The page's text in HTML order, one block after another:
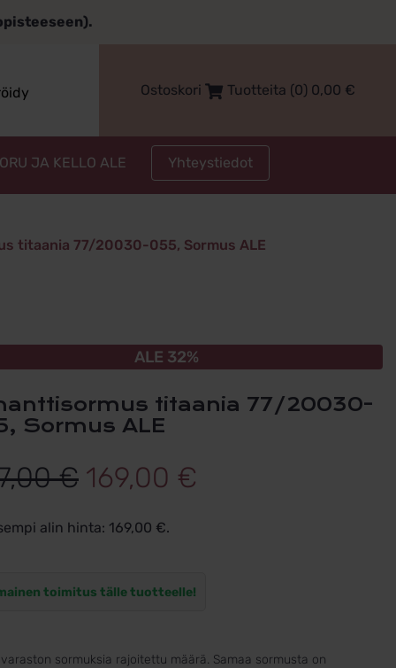
Ostoskori Tuotteita (0) 0,00 €
JA KELLO ALE Yhteystiedot
titaania 77/20030-055, Sormus ALE
ALE 32%
Sormus ALE
€ Alkuperäinen
hinta
247,00 €.
169,00 €
alin hinta: 169,00 €.
toimitus tälle tuotteelle!
varaston sormuksia rajoitettu määrä. Samaa sormusta on